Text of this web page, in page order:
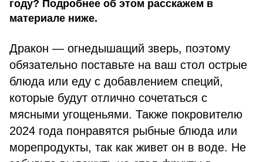
году? Подробнее об этом расскажем в
материале ниже.
Дракон — огнедышащий зверь, поэтому
обязательно поставьте на ваш стол острые
блюда или еду с добавлением специй,
которые будут отлично сочетаться с
мясными угощеньями. Также покровителю
2024 года понравятся рыбные блюда или
морепродукты, так как живет он в воде. Не